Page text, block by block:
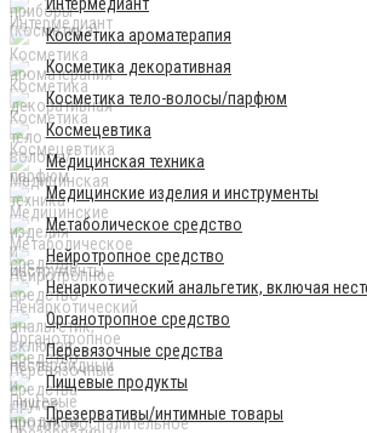
Косметика ароматерапия
Косметика декоративная
Косметика тело-волосы/парфюм
Космецевтика
Медицинская техника
Медицинские изделия и инструменты
Метаболическое средство
Нейротропное средство
Ненаркотический анальгетик, включая
Органотропное средство
Перевязочные средства
Пищевые продукты
Презервативы/интимные товары